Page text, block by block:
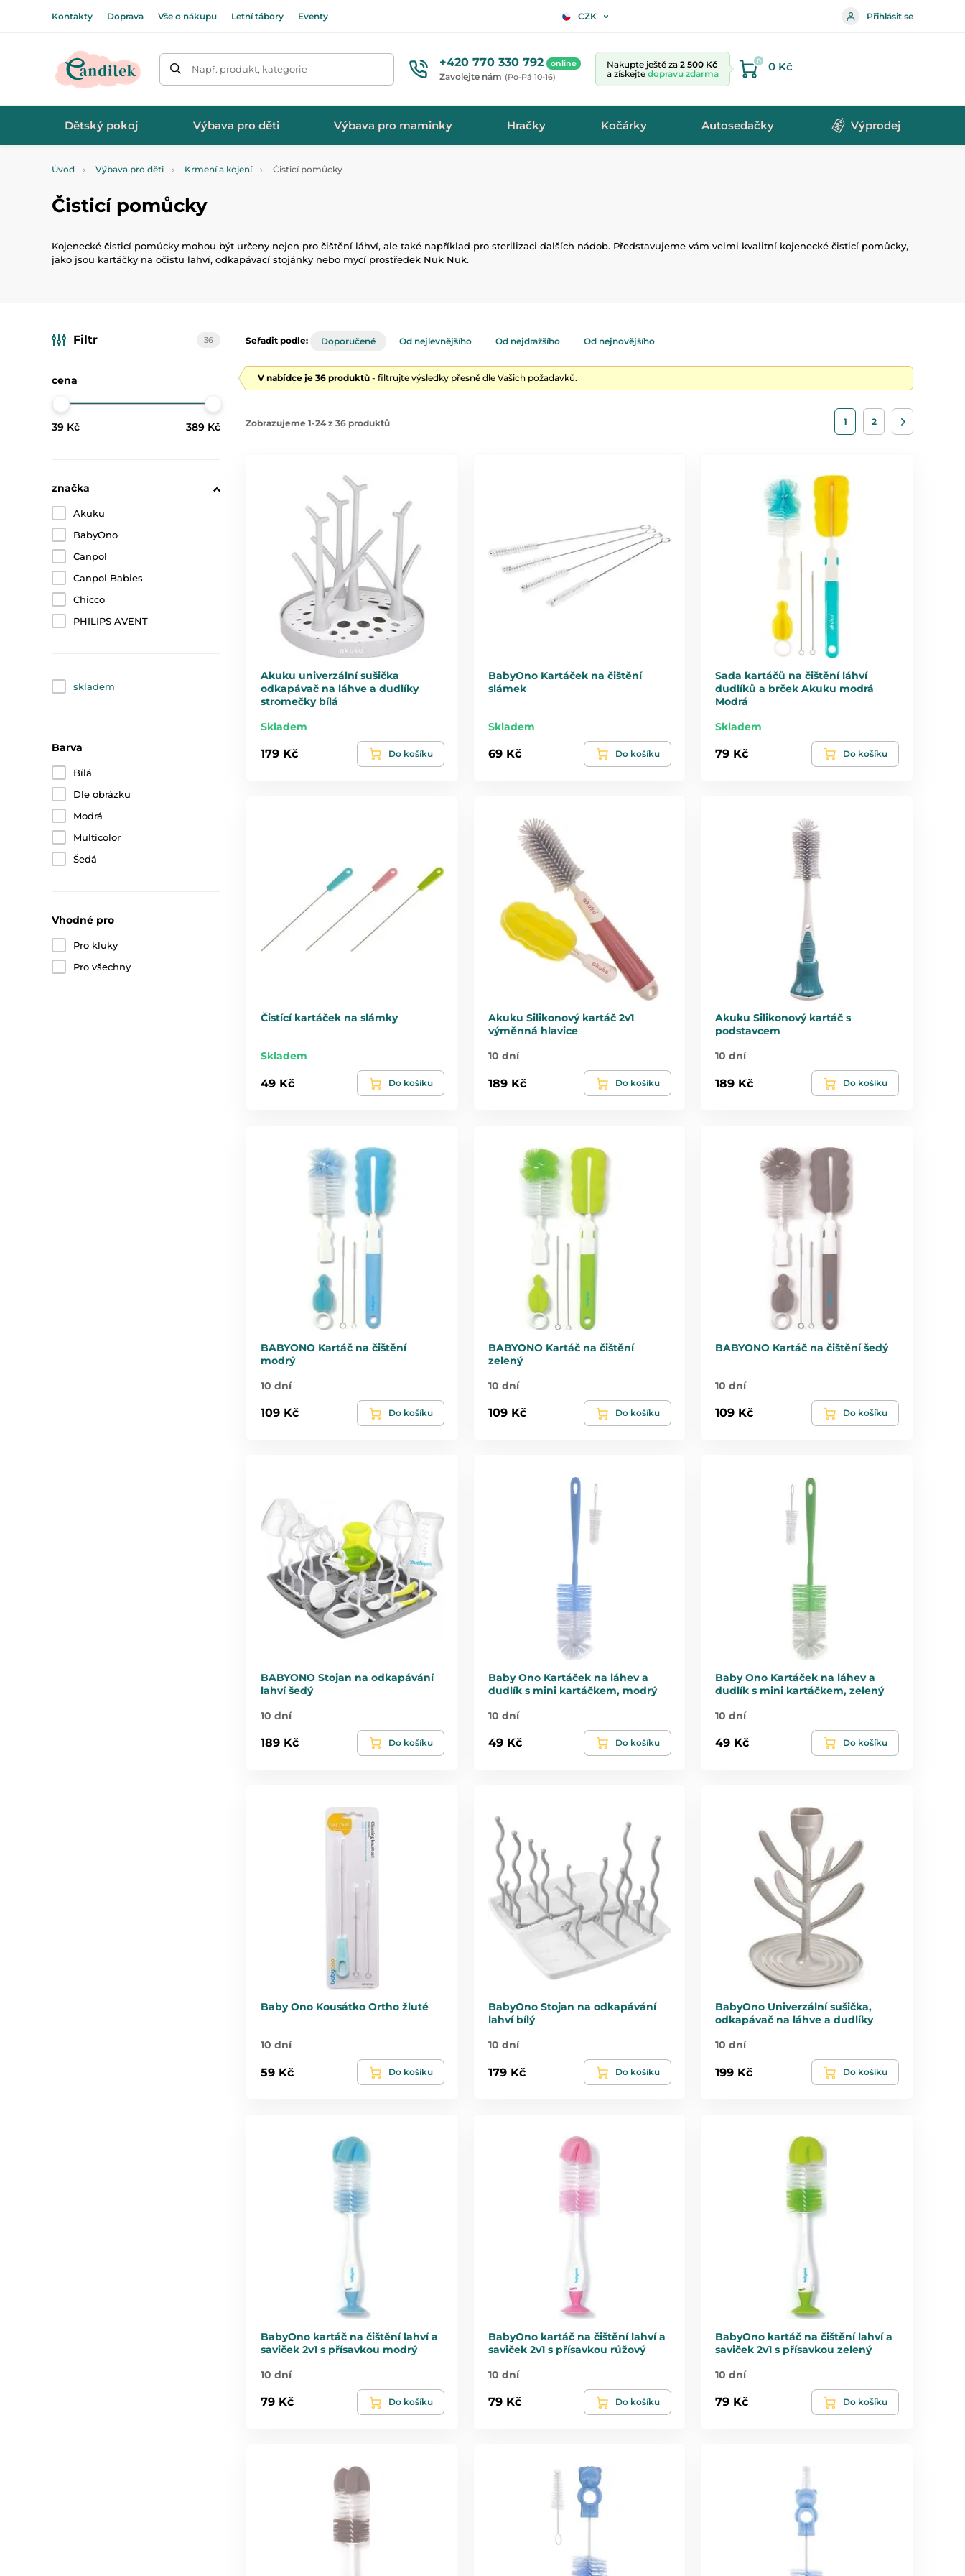
Kontakty Doprava Vše o nákupu Letní tábory Eventy CZK Přihlásit se
Např. produkt, kategorie +420 770 330 792 online
Zavolejte nám (Po-Pá 10-16)
Nakupte ještě za 2 500 Kč
a získejte dopravu zdarma
0 0 Kč
Dětský pokoj Výbava pro děti Výbava pro maminky Hračky Kočárky Autosedačky Výprodej
Úvod Výbava pro děti Krmení a kojení Čisticí pomůcky
Čisticí pomůcky
Kojenecké čisticí pomůcky mohou být určeny nejen pro čištění láhví, ale také například pro sterilizaci dalších nádob. Představujeme vám velmi kvalitní kojenecké čisticí pomůcky,
jako jsou kartáčky na očistu lahví, odkapávací stojánky nebo mycí prostředek Nuk Nuk.
Filtr 36
cena
39 Kč 389 Kč
značka
Akuku
BabyOno
Canpol
Canpol Babies
Chicco
PHILIPS AVENT
skladem
Barva
Bílá
Dle obrázku
Modrá
Multicolor
Šedá
Vhodné pro
Pro kluky
Pro všechny
Seřadit podle: Doporučené Od nejlevnějšího Od nejdražšího Od nejnovějšího
V nabídce je 36 produktů - filtrujte výsledky přesně dle Vašich požadavků.
Zobrazujeme 1-24 z 36 produktů 1 2
Akuku univerzální sušička
odkapávač na láhve a dudlíky
stromečky bílá
Skladem
179 Kč Do košíku
BabyOno Kartáček na čištění
slámek
Skladem
69 Kč Do košíku
Sada kartáčů na čištění láhví
dudlíků a brček Akuku modrá
Modrá
Skladem
79 Kč Do košíku
Čistící kartáček na slámky
Skladem
49 Kč Do košíku
Akuku Silikonový kartáč 2v1
výměnná hlavice
10 dní
189 Kč Do košíku
Akuku Silikonový kartáč s
podstavcem
10 dní
189 Kč Do košíku
BABYONO Kartáč na čištění
modrý
10 dní
109 Kč Do košíku
BABYONO Kartáč na čištění
zelený
10 dní
109 Kč Do košíku
BABYONO Kartáč na čištění šedý
10 dní
109 Kč Do košíku
BABYONO Stojan na odkapávání
lahví šedý
10 dní
189 Kč Do košíku
Baby Ono Kartáček na láhev a
dudlík s mini kartáčkem, modrý
10 dní
49 Kč Do košíku
Baby Ono Kartáček na láhev a
dudlík s mini kartáčkem, zelený
10 dní
49 Kč Do košíku
Baby Ono Kousátko Ortho žluté
10 dní
59 Kč Do košíku
BabyOno Stojan na odkapávání
lahví bílý
10 dní
179 Kč Do košíku
BabyOno Univerzální sušička,
odkapávač na láhve a dudlíky
10 dní
199 Kč Do košíku
BabyOno kartáč na čištění lahví a
saviček 2v1 s přísavkou modrý
10 dní
79 Kč Do košíku
BabyOno kartáč na čištění lahví a
saviček 2v1 s přísavkou růžový
10 dní
79 Kč Do košíku
BabyOno kartáč na čištění lahví a
saviček 2v1 s přísavkou zelený
10 dní
79 Kč Do košíku